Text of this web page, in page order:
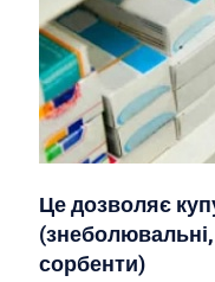
Це дозволяє
сорбенти)